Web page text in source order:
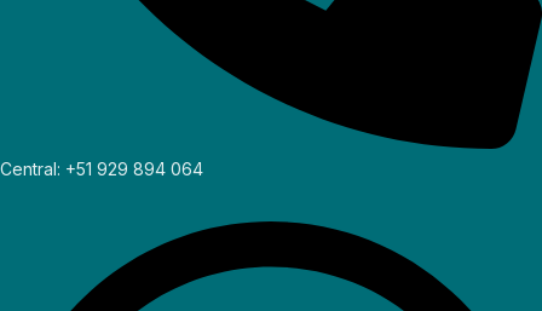
Central: +51 929 894 064